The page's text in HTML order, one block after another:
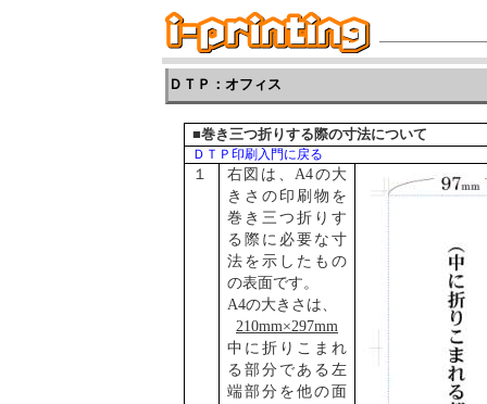
ＤＴＰ：オフィス
■巻き三つ折りする際の寸法について
ＤＴＰ印刷入門に戻る
１ 右図は、A4の大
きさの印刷物を
巻き三つ折りす
る際に必要な寸
法を示したもの
の表面です。
A4の大きさは、
210mm×297mm
中に折りこまれ
る部分である左
端部分を他の面